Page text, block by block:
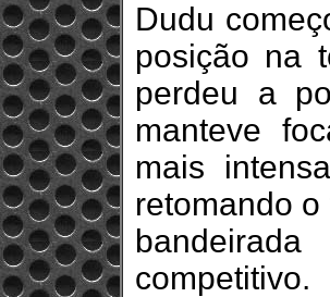
Dudu
posição na
perdeu a
manteve
mais
retomando
competitivo.